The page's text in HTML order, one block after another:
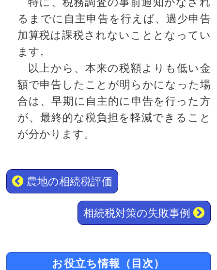
るまでに自主申告を行えば、過少申告
加算税は課税されないこととなってい
ます。
以上から、本来の税額よりも低い金
額で申告したことが明らかになった場
合は、早期に自主的に申告を行った方
が、最終的な税負担を軽減できること
が分かります。
農地の相続税評価
相続税対策の失敗事例
お役立ち情報（目次）